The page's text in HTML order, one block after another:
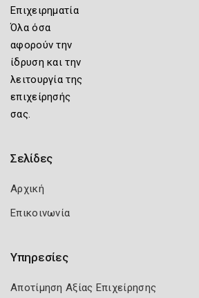
Επιχειρηματία
Όλα όσα
αφορούν την
ίδρυση και την
λειτουργία της
επιχείρησής
σας.
Σελίδες
Αρχική
Επικοινωνία
Υπηρεσίες
Αποτίμηση Αξίας Επιχείρησης